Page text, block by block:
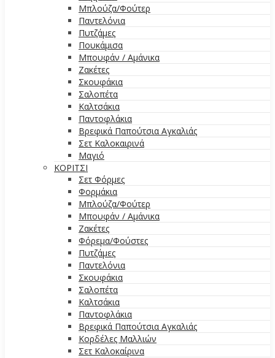
Μπλούζα/Φούτερ
Παντελόνια
Πυτζάμες
Πουκάμισα
Μπουφάν / Αμάνικα
Ζακέτες
Σκουφάκια
Σαλοπέτα
Καλτσάκια
Παντοφλάκια
Βρεφικά Παπούτσια Αγκαλιάς
Σετ Καλοκαιρινά
Μαγιό
ΚΟΡΙΤΣΙ
Σετ Φόρμες
Φορμάκια
Μπλούζα/Φούτερ
Μπουφάν / Αμάνικα
Ζακέτες
Φόρεμα/Φούστες
Πυτζάμες
Παντελόνια
Σκουφάκια
Σαλοπέτα
Καλτσάκια
Παντοφλάκια
Βρεφικά Παπούτσια Αγκαλιάς
Κορδέλες Μαλλιών
Σετ Καλοκαίρινα